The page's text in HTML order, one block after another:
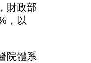
財政部
，以
院體系